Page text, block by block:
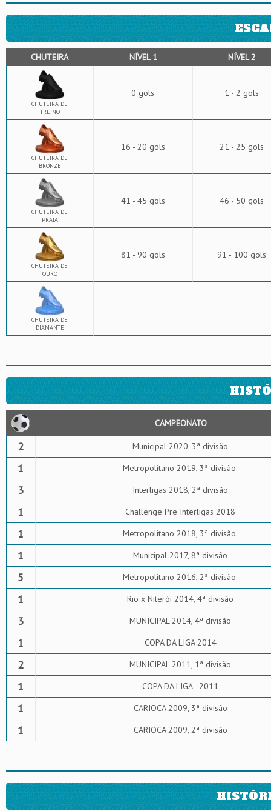
CHUTEIRA NÍVEL 1 NÍVEL 2
CHUTEIRA DE
TREINO
0 gols 1 - 2 gols
CHUTEIRA DE
BRONZE
16 - 20 gols 21 - 25 gols
CHUTEIRA DE
PRATA
41 - 45 gols 46 - 50 gols
CHUTEIRA DE
OURO
81 - 90 gols 91 - 100 gols
CHUTEIRA DE
DIAMANTE
CAMPEONATO
2 Municipal 2020, 3ª divisão
1 Metropolitano 2019, 3ª divisão.
3 Interligas 2018, 2ª divisão
1 Challenge Pre Interligas 2018
1 Metropolitano 2018, 3ª divisão.
1 Municipal 2017, 8ª divisão
5 Metropolitano 2016, 2ª divisão.
1 Rio x Niterói 2014, 4ª divisão
3 MUNICIPAL 2014, 4ª divisão
1 COPA DA LIGA 2014
2 MUNICIPAL 2011, 1ª divisão
1 COPA DA LIGA - 2011
1 CARIOCA 2009, 3ª divisão
1 CARIOCA 2009, 2ª divisão